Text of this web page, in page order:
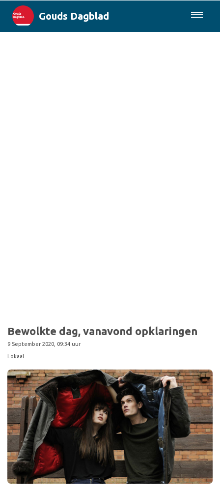
Gouds Dagblad
Bewolkte dag, vanavond opklaringen
9 September 2020, 09:34 uur
Lokaal